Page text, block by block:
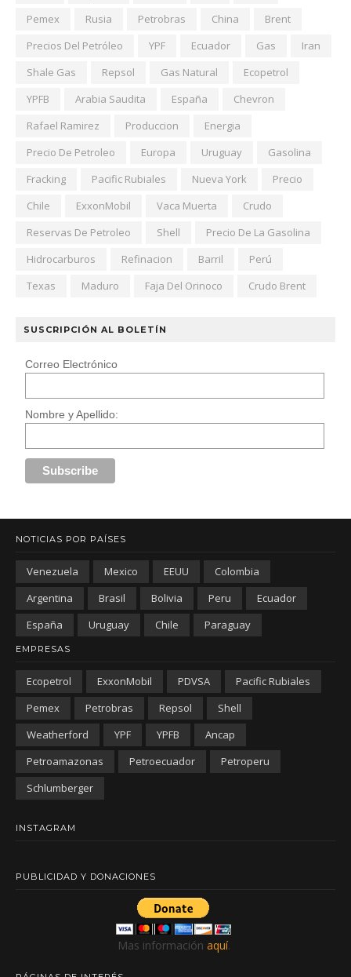
Pemex
Rusia Petrobras China
Brent
Precios Del Petróleo
YPF Ecuador Gas
Iran
Shale Gas
Repsol Gas Natural
Ecopetrol
YPFB
Arabia Saudita España
Chevron
Rafael Ramirez
Produccion
Energia
Precio De Petroleo
Europa Uruguay
Gasolina
Fracking
Pacific Rubiales Nueva York
Precio
Chile
ExxonMobil Vaca Muerta
Crudo
Reservas De Petroleo
Shell
Precio De La Gasolina
Hidrocarburos
Refinacion Barril
Perú
Texas
Maduro Faja Del Orinoco Crudo Brent
SUSCRIPCIÓN AL BOLETÍN
Correo Electrónico
Nombre y Apellido:
NOTICIAS POR PAÍSES
Venezuela Mexico EEUU
Colombia
Argentina
Brasil Bolivia Peru
Ecuador
España
Uruguay Chile Paraguay
EMPRESAS
Ecopetrol ExxonMobil PDVSA
Pacific Rubiales
Pemex
Petrobras Repsol
Shell
Weatherford
YPF YPFB
Ancap
Petroamazonas
Petroecuador
Petroperu
Schlumberger
INSTAGRAM
PUBLICIDAD Y DONACIONES
Mas información aquí.